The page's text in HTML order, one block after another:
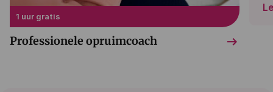
1 uur gratis
Professionele opruimcoach arrow_right_alt